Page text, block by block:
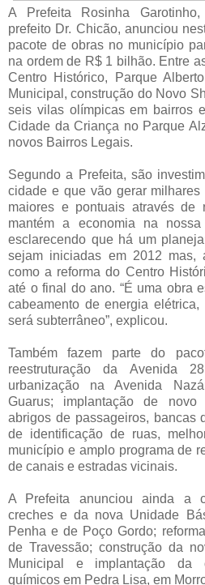
A Prefeita Rosinha
prefeito Dr. Chicão, anunciou
pacote de obras no município
na ordem de R$ 1 bilhão. Entre
Centro Histórico, Parque
Municipal, construção do Novo
seis vilas olímpicas em bairros
Cidade da Criança no Parque
novos Bairros Legais.
Segundo a Prefeita, são
cidade e que vão gerar milhares
maiores e pontuais através de
mantém a economia na
esclarecendo que há um
sejam iniciadas em 2012 mas,
como a reforma do Centro
até o final do ano. “É uma obra
cabeamento de energia
será subterrâneo”, explicou.
Também fazem parte do
reestruturação da Avenida
urbanização na Avenida
Guarus; implantação de novo
abrigos de passageiros, bancas
de identificação de ruas,
município e amplo programa de
de canais e estradas vicinais.
A Prefeita anunciou ainda a
creches e da nova Unidade
Penha e de Poço Gordo;
de Travessão; construção da
Municipal e implantação da
químicos em Pedra Lisa, em